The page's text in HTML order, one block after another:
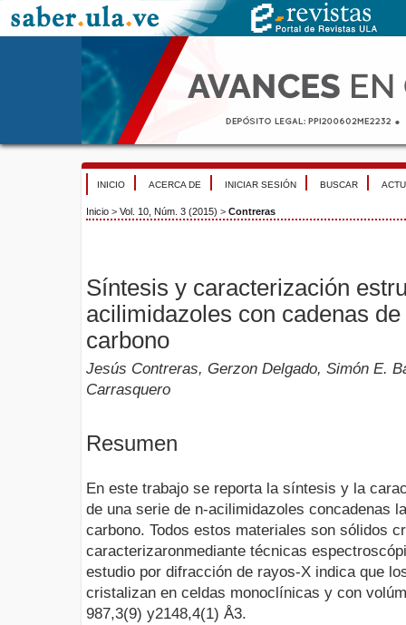
INICIO ACERCA DE INICIAR SESIÓN BUSCAR
Inicio > Vol. 10, Núm. 3 (2015) > Contreras
Síntesis y caracterización
acilimidazoles con cadenas
carbono
Jesús Contreras, Gerzon Delgado, Simón E.
Carrasquero
Resumen
En este trabajo se reporta la síntesis y la
de una serie de n-acilimidazoles concadenas
carbono. Todos estos materiales son sólidos
caracterizaronmediante técnicas
estudio por difracción de rayos-X indica que
cristalizan en celdas monoclínicas y con
987,3(9) y2148,4(1) Å3.